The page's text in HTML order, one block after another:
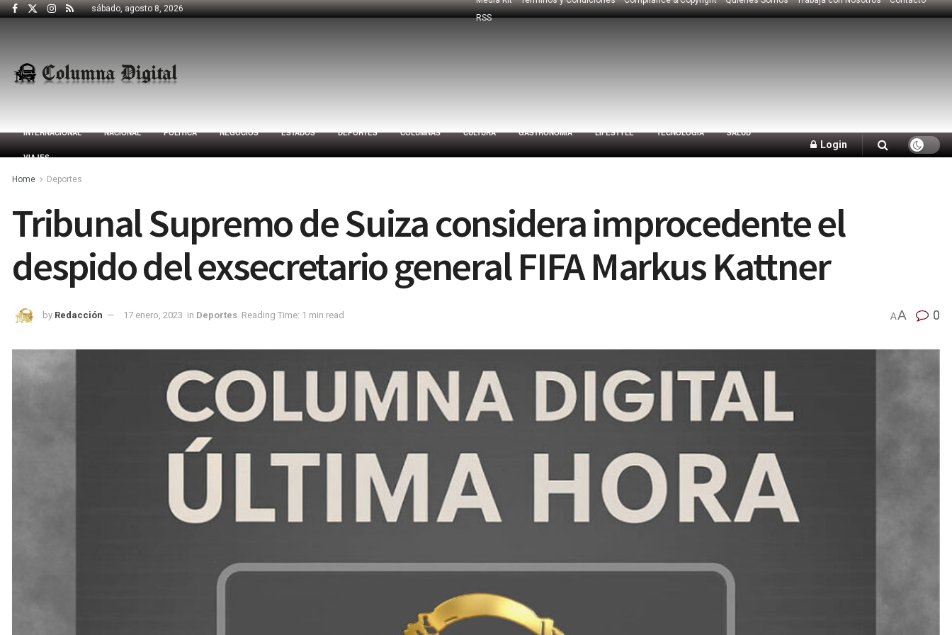
sábado, agosto 8, 2026
RSS
INTERNACIONAL NACIONAL POLÍTICA NEGOCIOS ESTADOS DEPORTES COLUMNAS CULTURA GASTRONOMÍA LIFESTYLE TECNOLOGÍA SALUD
VIAJES
Login
Home Deportes
Tribunal Supremo de Suiza considera improcedente el
despido del exsecretario general FIFA Markus Kattner
by Redacción 17 enero, 2023 in Deportes Reading Time: 1 min read AA 0